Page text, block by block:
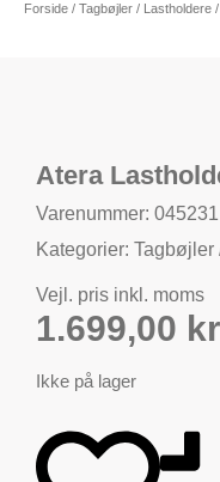
Forside / Tagbøjler / Lastholdere
Atera
Varenummer: 045231
Kategorier: Tagbøjler
Vejl. pris inkl. moms
1.699,00
Ikke på lager